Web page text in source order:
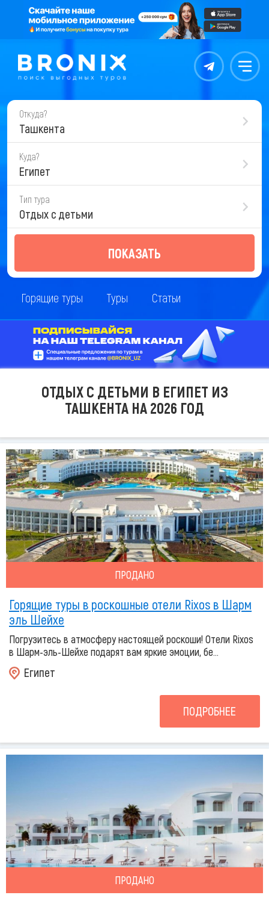
Контакты Меню
Откуда?
Ташкента
Куда?
Египет
Тип тура
Отдых с детьми
ПОКАЗАТЬ
Горящие туры Туры Статьи
ОТДЫХ С ДЕТЬМИ В ЕГИПЕТ ИЗ
ТАШКЕНТА НА 2026 ГОД
ПРОДАНО
Горящие туры в роскошные отели Rixos в Шарм
эль Шейхе
Погрузитесь в атмосферу настоящей роскоши! Отели Rixos
в Шарм-эль-Шейхе подарят вам яркие эмоции, бе...
Египет
ПОДРОБНЕЕ
ПРОДАНО